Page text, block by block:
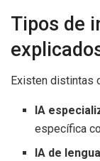
Tipos de
Existen distintas
IA
específica
IA de